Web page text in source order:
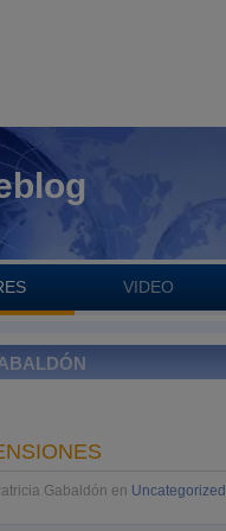
VIDEO
Gabaldón en Uncategorized